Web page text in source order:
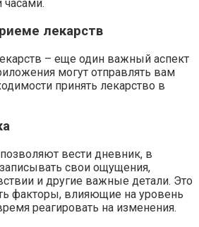
лекарств
– еще один важный аспект
могут отправлять вам
принять лекарство в
вести дневник, в
свои ощущения,
и другие важные детали. Это
факторы, влияющие на уровень
реагировать на изменения.